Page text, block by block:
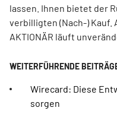
lassen. Ihnen bietet der
verbilligten (Nach-) Kauf.
AKTIONÄR läuft
Wirecard: Diese
sorgen